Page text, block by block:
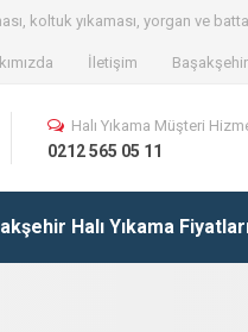
koltuk yıkaması, yorgan ve
İletişim
Halı Yıkama
Halı Yıkama Müşteri
0212 565 05 11